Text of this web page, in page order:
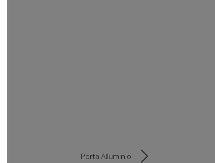
Porta Alluminio